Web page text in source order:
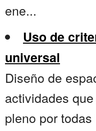
ene...
Uso de
universal
Diseño de
actividades
pleno por